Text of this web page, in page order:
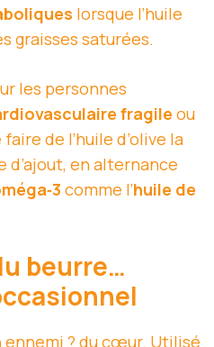
lorsque l’huile
graisses saturées.
les personnes
fragile ou
faire de l’huile d’olive la
d’ajout, en alternance
comme l’huile de
beurre…
ennemi ? du cœur. Utilisé